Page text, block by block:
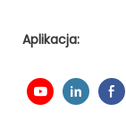
Aplikacja: